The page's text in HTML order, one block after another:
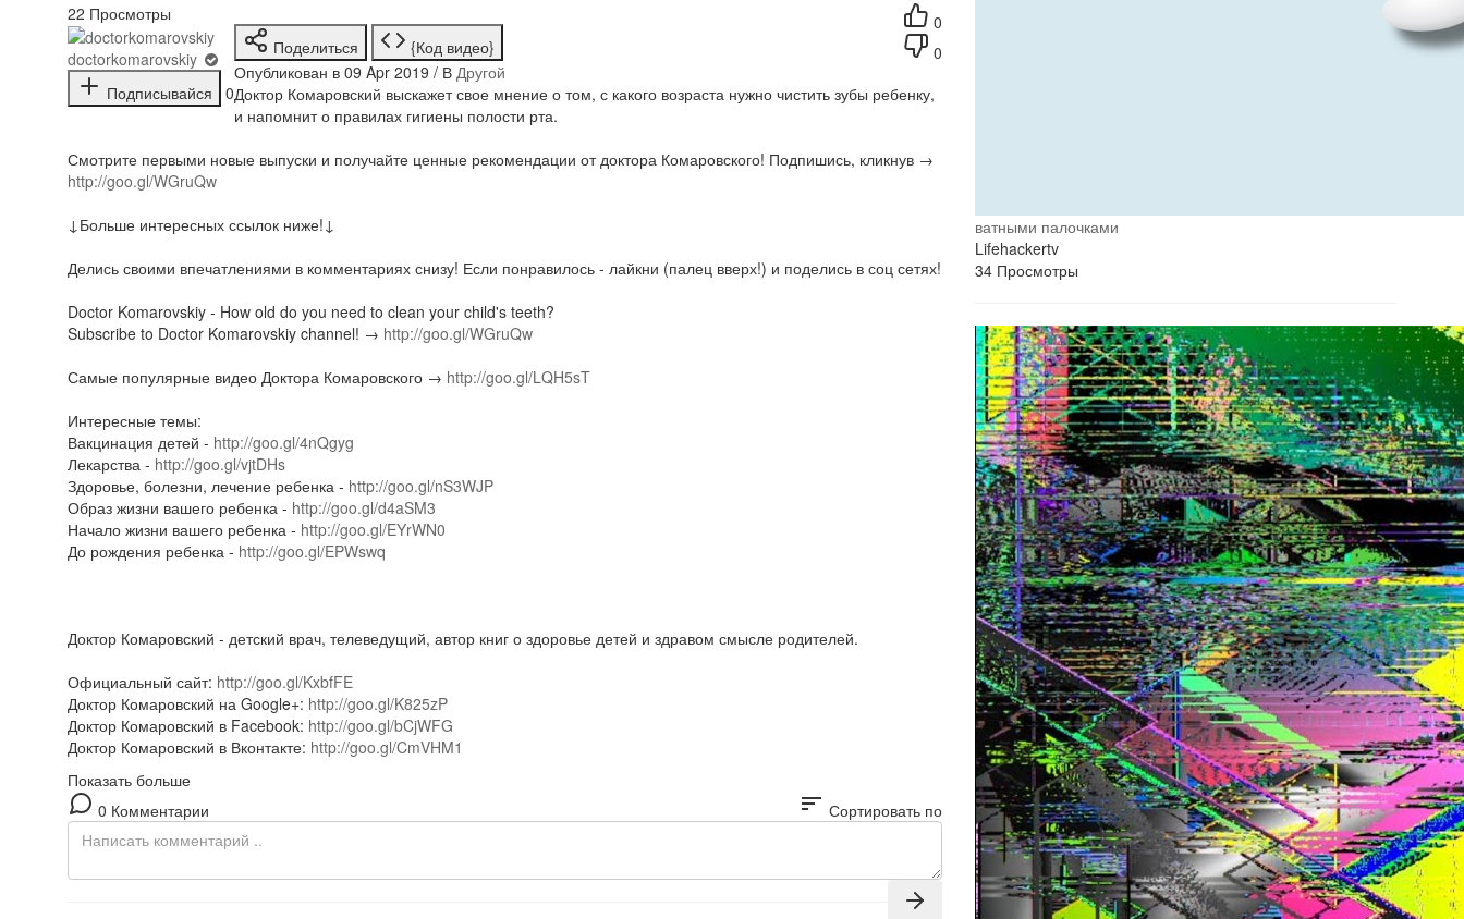
ватными палочками
Lifehackertv
34 Просмотры
0
0
22 Просмотры
doctorkomarovskiy
Подписывайся
0
Поделиться
{Код видео}
Опубликован в 09 Apr 2019 / В Другой
Доктор Комаровский выскажет свое мнение о том, с какого возраста нужно чистить зубы ребенку,
и напомнит о правилах гигиены полости рта.
Смотрите первыми новые выпуски и получайте ценные рекомендации от доктора Комаровского! Подпишись, кликнув →
http://goo.gl/WGruQw
↓Больше интересных ссылок ниже!↓
Делись своими впечатлениями в комментариях снизу! Если понравилось - лайкни (палец вверх!) и поделись в соц сетях!
Doctor Komarovskiy - How old do you need to clean your child's teeth?
Subscribe to Doctor Komarovskiy channel! → http://goo.gl/WGruQw
Самые популярные видео Доктора Комаровского → http://goo.gl/LQH5sT
Интересные темы:
Вакцинация детей - http://goo.gl/4nQgyg
Лекарства - http://goo.gl/vjtDHs
Здоровье, болезни, лечение ребенка - http://goo.gl/nS3WJP
Образ жизни вашего ребенка - http://goo.gl/d4aSM3
Начало жизни вашего ребенка - http://goo.gl/EYrWN0
До рождения ребенка - http://goo.gl/EPWswq
Доктор Комаровский - детский врач, телеведущий, автор книг о здоровье детей и здравом смысле родителей.
Официальный сайт: http://goo.gl/KxbfFE
Доктор Комаровский на Google+: http://goo.gl/K825zP
Доктор Комаровский в Facebook: http://goo.gl/bCjWFG
Доктор Комаровский в Вконтакте: http://goo.gl/CmVHM1
Показать больше
0 Комментарии
sort Сортировать по